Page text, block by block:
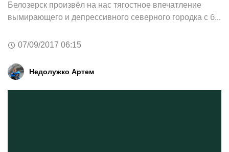
Белозерск произвёл на нас тягостное впечатление
вымирающего и депрессивного северного городка с б...
07/09/2017 06:15
Недолужко Артем